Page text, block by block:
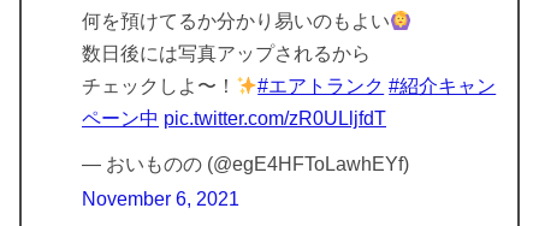
何を預けてるか分かり易いのもよい
数日後には写真アップされるから
チェックしよ〜！
#エアトランク #紹介キャン
ペーン中 pic.twitter.com/zR0ULljfdT
— おいものの (@egE4HFToLawhEYf)
November 6, 2021